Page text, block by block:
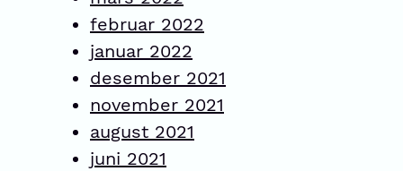
februar 2022
januar 2022
desember 2021
november 2021
august 2021
juni 2021